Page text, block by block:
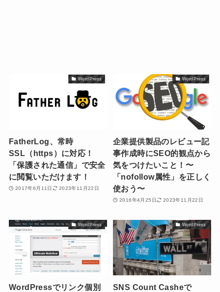
WordPress
FatherLog、常時
SSL（https）に対応！
「保護された通信」で安全
に閲覧いただけます！
2017年6月11日 2023年11月22日
WordPress
企業提供製品のレビュー記
事作成時にSEO的観点から
気をつけたいこと！〜
「nofollow属性」を正しく
使おう〜
2016年4月25日 2023年11月22日
WordPress
WordPressでリンク個別
WordPress
SNS Count Casheで